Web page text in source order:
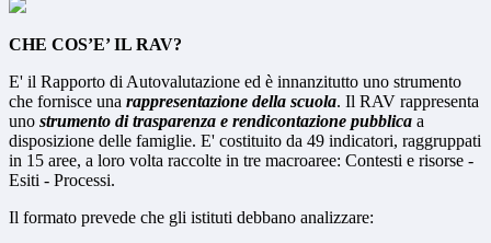
CHE COS’E’ IL RAV?
E' il Rapporto di Autovalutazione ed è innanzitutto uno strumento
che fornisce una rappresentazione della scuola. Il RAV rappresenta
uno strumento di trasparenza e rendicontazione pubblica a
disposizione delle famiglie. E' costituito da 49 indicatori, raggruppati
in 15 aree, a loro volta raccolte in tre macroaree: Contesti e risorse -
Esiti - Processi.
Il formato prevede che gli istituti debbano analizzare: